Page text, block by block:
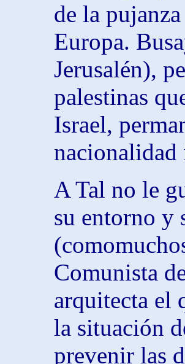
de la
Europa.
Jerusalén),
palestinas
Israel,
nacionalidad
A Tal no le
su entorno y
Comunista
arquitecta el
la situación
prevenir las